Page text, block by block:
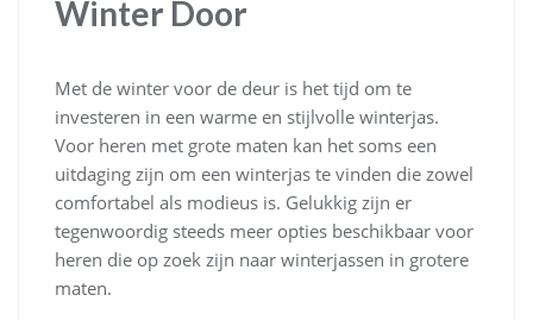
Winter Door
Met de winter voor de deur is het tijd om te
investeren in een warme en stijlvolle winterjas.
Voor heren met grote maten kan het soms een
uitdaging zijn om een winterjas te vinden die zowel
comfortabel als modieus is. Gelukkig zijn er
tegenwoordig steeds meer opties beschikbaar voor
heren die op zoek zijn naar winterjassen in grotere
maten.